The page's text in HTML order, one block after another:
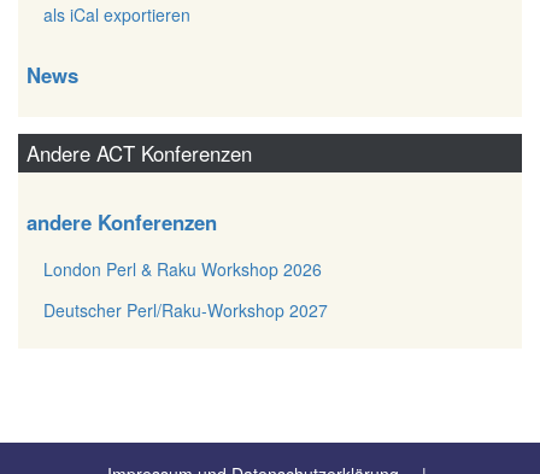
als iCal exportieren
News
Andere ACT Konferenzen
andere Konferenzen
London Perl & Raku Workshop 2026
Deutscher Perl/Raku-Workshop 2027